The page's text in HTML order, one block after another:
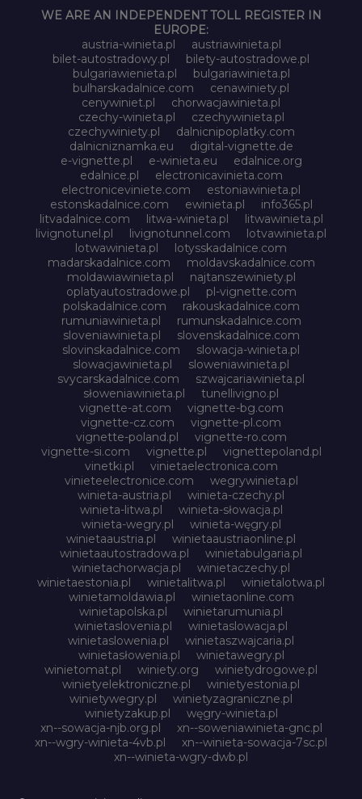
WE ARE AN INDEPENDENT TOLL REGISTER IN
EUROPE:
austria-winieta.pl
austriawinieta.pl
bilet-autostradowy.pl
bilety-autostradowe.pl
bulgariawienieta.pl
bulgariawinieta.pl
bulharskadalnice.com
cenawiniety.pl
cenywiniet.pl
chorwacjawinieta.pl
czechy-winieta.pl
czechywinieta.pl
czechywiniety.pl
dalnicnipoplatky.com
dalnicniznamka.eu
digital-vignette.de
e-vignette.pl
e-winieta.eu
edalnice.org
edalnice.pl
electronicavinieta.com
electroniceviniete.com
estoniawinieta.pl
estonskadalnice.com
ewinieta.pl
info365.pl
litvadalnice.com
litwa-winieta.pl
litwawinieta.pl
livignotunel.pl
livignotunnel.com
lotvawinieta.pl
lotwawinieta.pl
lotysskadalnice.com
madarskadalnice.com
moldavskadalnice.com
moldawiawinieta.pl
najtanszewiniety.pl
oplatyautostradowe.pl
pl-vignette.com
polskadalnice.com
rakouskadalnice.com
rumuniawinieta.pl
rumunskadalnice.com
sloveniawinieta.pl
slovenskadalnice.com
slovinskadalnice.com
slowacja-winieta.pl
slowacjawinieta.pl
sloweniawinieta.pl
svycarskadalnice.com
szwajcariawinieta.pl
słoweniawinieta.pl
tunellivigno.pl
vignette-at.com
vignette-bg.com
vignette-cz.com
vignette-pl.com
vignette-poland.pl
vignette-ro.com
vignette-si.com
vignette.pl
vignettepoland.pl
vinetki.pl
vinietaelectronica.com
vinieteelectronice.com
wegrywinieta.pl
winieta-austria.pl
winieta-czechy.pl
winieta-litwa.pl
winieta-słowacja.pl
winieta-wegry.pl
winieta-węgry.pl
winietaaustria.pl
winietaaustriaonline.pl
winietaautostradowa.pl
winietabulgaria.pl
winietachorwacja.pl
winietaczechy.pl
winietaestonia.pl
winietalitwa.pl
winietalotwa.pl
winietamoldawia.pl
winietaonline.com
winietapolska.pl
winietarumunia.pl
winietaslovenia.pl
winietaslowacja.pl
winietaslowenia.pl
winietaszwajcaria.pl
winietasłowenia.pl
winietawegry.pl
winietomat.pl
winiety.org
winietydrogowe.pl
winietyelektroniczne.pl
winietyestonia.pl
winietywegry.pl
winietyzagraniczne.pl
winietyzakup.pl
węgry-winieta.pl
xn--sowacja-njb.org.pl
xn--soweniawinieta-gnc.pl
xn--wgry-winieta-4vb.pl
xn--winieta-sowacja-7sc.pl
xn--winieta-wgry-dwb.pl